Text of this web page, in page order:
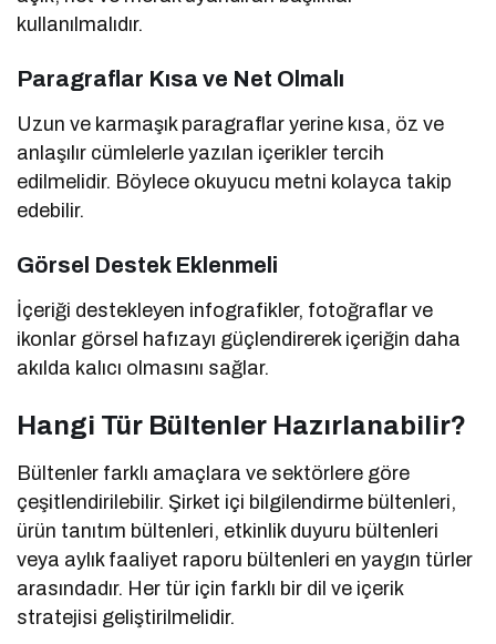
kullanılmalıdır.
Paragraflar Kısa ve Net Olmalı
Uzun ve karmaşık paragraflar yerine kısa, öz ve
anlaşılır cümlelerle yazılan içerikler tercih
edilmelidir. Böylece okuyucu metni kolayca takip
edebilir.
Görsel Destek Eklenmeli
İçeriği destekleyen infografikler, fotoğraflar ve
ikonlar görsel hafızayı güçlendirerek içeriğin daha
akılda kalıcı olmasını sağlar.
Hangi Tür Bültenler Hazırlanabilir?
Bültenler farklı amaçlara ve sektörlere göre
çeşitlendirilebilir. Şirket içi bilgilendirme bültenleri,
ürün tanıtım bültenleri, etkinlik duyuru bültenleri
veya aylık faaliyet raporu bültenleri en yaygın türler
arasındadır. Her tür için farklı bir dil ve içerik
stratejisi geliştirilmelidir.